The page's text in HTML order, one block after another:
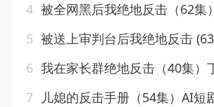
4 被全网黑后我绝地反击（62集）
5 被送上审判台后我绝地反击
6 我在家长群绝地反击（40集）丁磊&陈恩睫&
7
儿媳的反击手册（54集）AI短